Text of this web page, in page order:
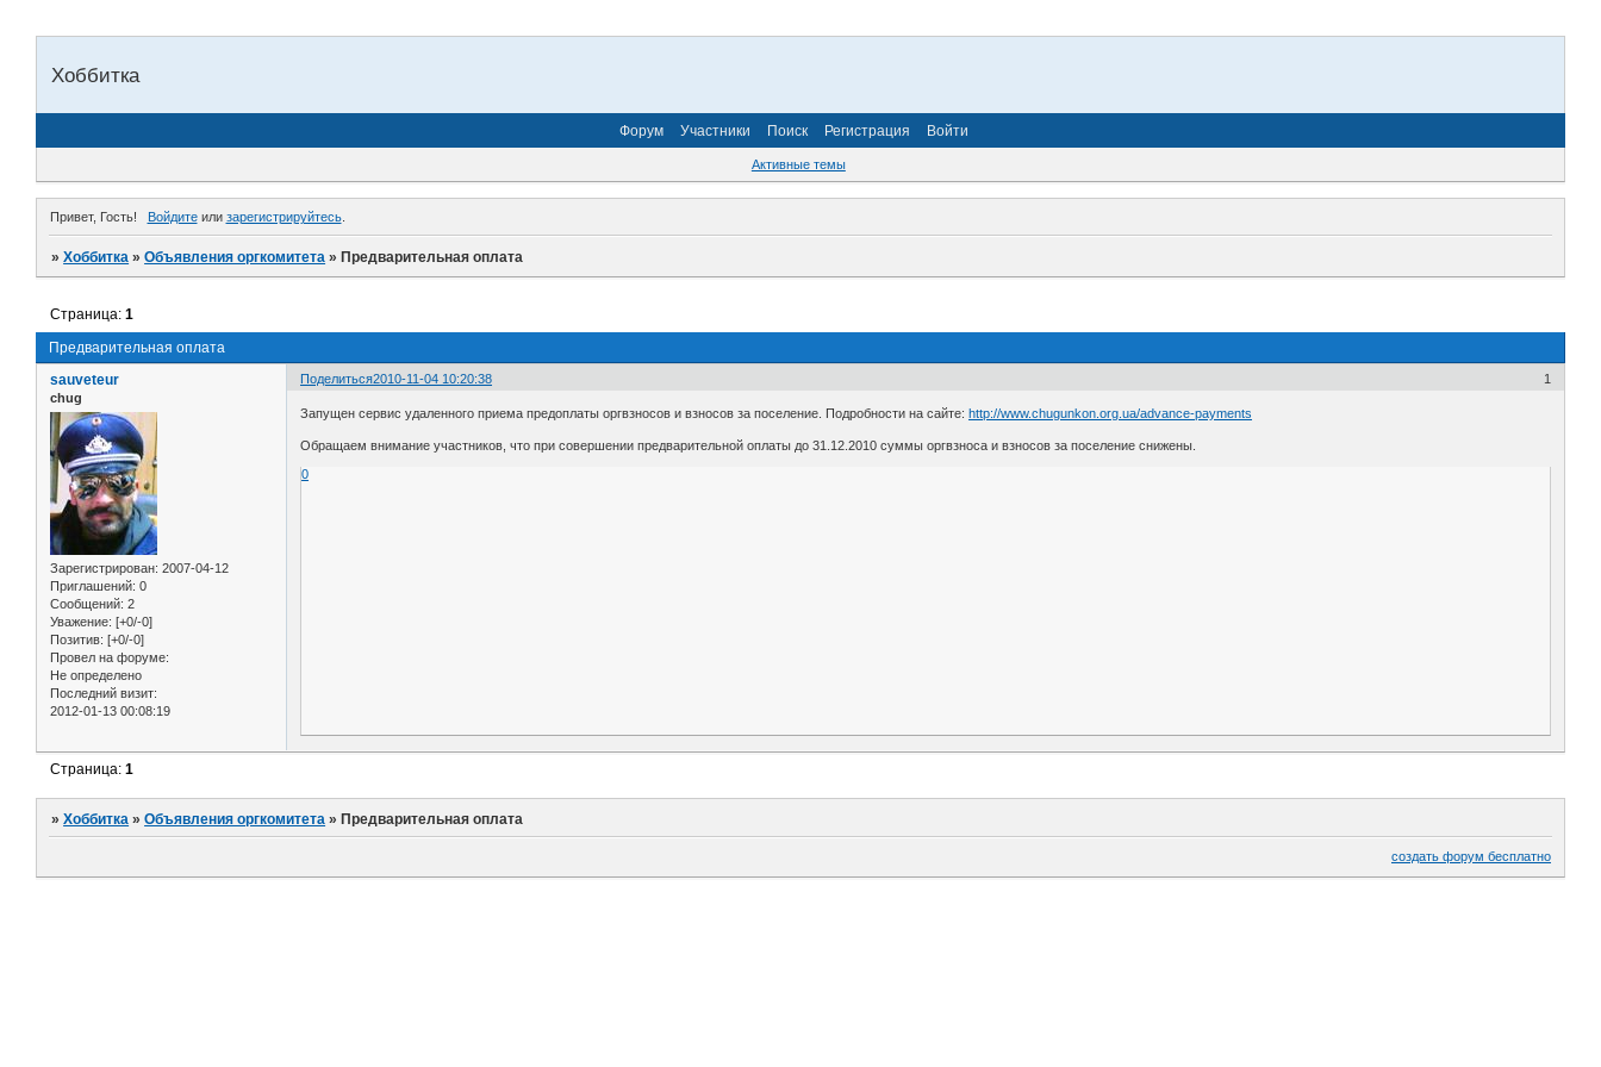
Хоббитка
Форум Участники Поиск Регистрация Войти
Активные темы
Привет, Гость! Войдитеили зарегистрируйтесь.
»Хоббитка »Объявления оргкомитета »Предварительная оплата
Предварительная оплата
Страница:1
Поделиться 1
2010-11-04 10:20:38
sauveteur
chug
Зарегистрирован: 2007-04-12
Приглашений: 0
Сообщений: 2
Уважение: [+0/-0]
Позитив: [+0/-0]
Провел на форуме:
Не определено
Последний визит:
2012-01-13 00:08:19
Запущен сервис удаленного приема предоплаты оргвзносов и взносов за поселение. Подробности на сайте: http://www.chugunkon.org.ua/advance-payments
Обращаем внимание участников, что при совершении предварительной оплаты до 31.12.2010 суммы оргвзноса и взносов за поселение снижены.
0
Страница:1
»Хоббитка »Объявления оргкомитета »Предварительная оплата
создать форум бесплатно